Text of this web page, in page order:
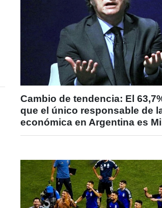
Cambio de tendencia: El
que el único responsable de
económica en Argentina es